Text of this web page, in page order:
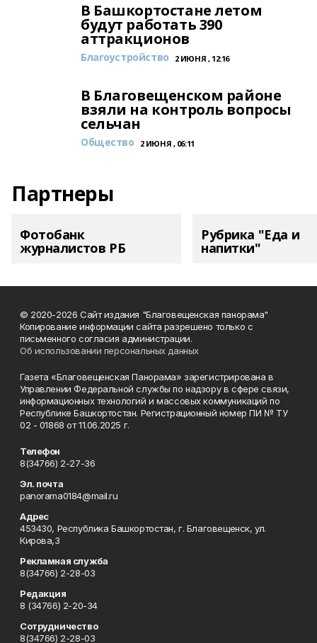
В Башкортостане летом
будут работать 390
аттракционов
Благоустройство 2 ИЮНЯ , 12:16
В Благовещенском районе
взяли на контроль вопросы
сельчан
Общество 2 ИЮНЯ , 06:11
Партнеры
Фотобанк
журналистов РБ
Рубрика "Еда и
напитки"
© 2020-2026 Сайт издания "Благовещенская панорама"
Копирование информации сайта разрешено только с
письменного согласия администрации.
Об использовании персональных данных
Газета «Благовещенская Панорама» зарегистрирована в
Управлении Федеральной службы по надзору в сфере связи,
информационных технологий и массовых коммуникаций по
Республике Башкортостан. Регистрационный номер ПИ № ТУ
02 - 01868 от 11.06.2025 г.
Телефон
8(34766) 2-27-36
Эл. почта
panorama0184@mail.ru
Адрес
453430, Республика Башкортостан, г. Благовещенск, ул.
Кирова,3
Рекламная служба
8(34766) 2-28-03
Редакция
8 (34766) 2-20-34
Сотрудничество
8(34766) 2-28-03